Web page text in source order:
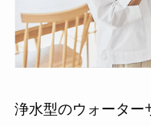
浄水型のウォーター